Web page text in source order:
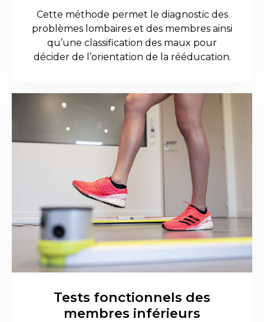
Cette méthode permet le diagnostic des
problèmes lombaires et des membres ainsi
qu’une classification des maux pour
décider de l’orientation de la rééducation.
Tests fonctionnels des
membres inférieurs